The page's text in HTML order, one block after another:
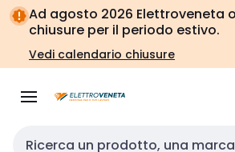
Vai alla
navigazione
Vai
alla
pagina
Ad agosto 2026 Elettroveneta
chiusure per il periodo estivo.
Vedi calendario chiusure